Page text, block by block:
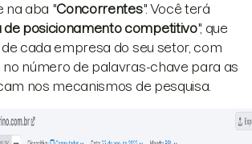
na aba "Concorrentes". Você terá
de posicionamento competitivo", que
cada empresa do seu setor, com
número de palavras-chave para as
nos mecanismos de pesquisa.